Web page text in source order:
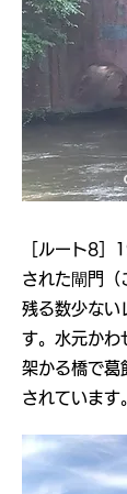
［ルート8
された閘門（
残る数少ない
す。水元かわ
架かる橋で葛
されています